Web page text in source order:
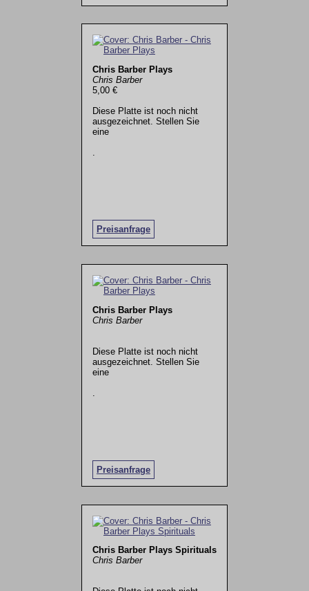
Chris Barber Plays
Chris Barber
5,00 €
Diese Platte ist noch nicht
ausgezeichnet. Stellen Sie
eine
Preisanfrage
.
Chris Barber Plays
Chris Barber
Diese Platte ist noch nicht
ausgezeichnet. Stellen Sie
eine
Preisanfrage
Chris Barber Plays Spirituals
Chris Barber